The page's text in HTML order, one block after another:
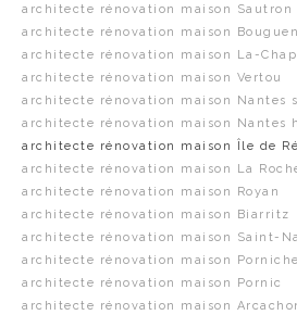
architecte rénovation maison Sautron
architecte rénovation maison
architecte rénovation maison La-
architecte rénovation maison Vertou
architecte rénovation maison Nantes
architecte rénovation maison Nantes
architecte rénovation maison Île de Ré
architecte rénovation maison La
architecte rénovation maison Royan
architecte rénovation maison Biarritz
architecte rénovation maison Saint-
architecte rénovation maison
architecte rénovation maison Pornic
architecte rénovation maison